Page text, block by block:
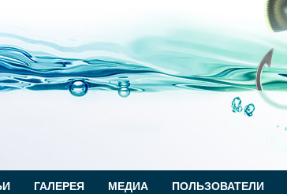
ГАЛЕРЕЯ МЕДИА ПОЛЬЗОВАТЕЛИ